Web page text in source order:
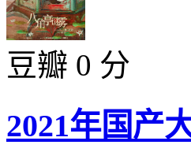
豆瓣 0 分
2021年国产